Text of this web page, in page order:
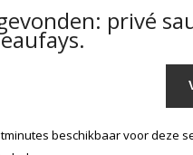
privé
beschikbaar voor deze